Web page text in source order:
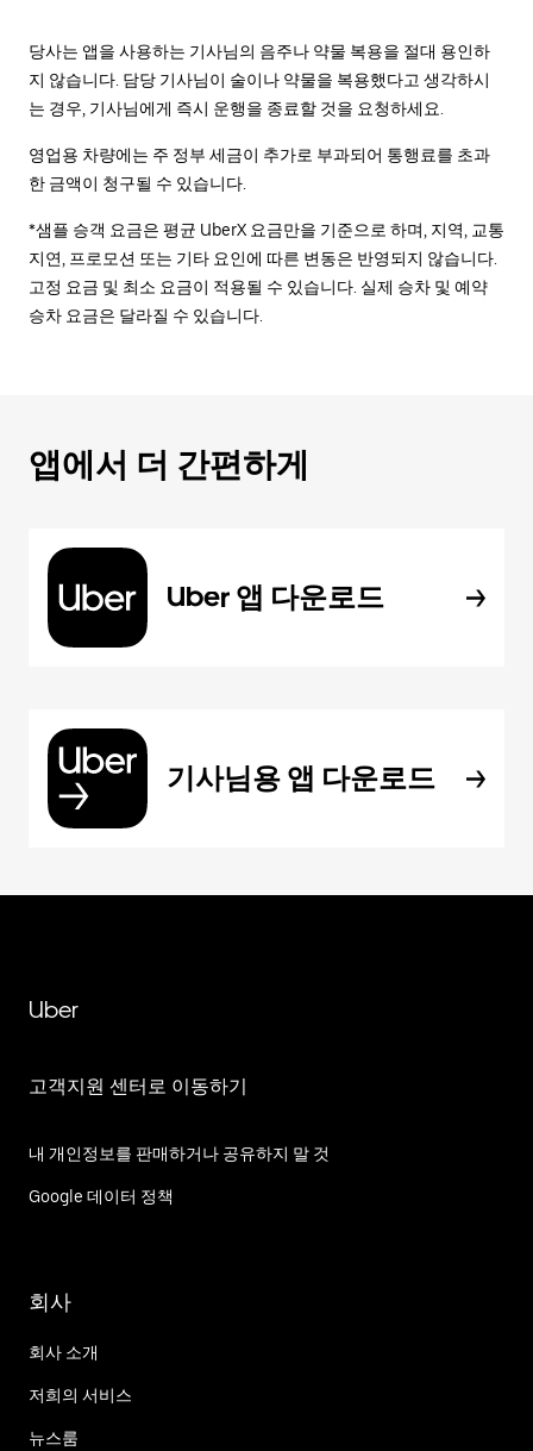
당사는 앱을 사용하는 기사님의 음주나 약물 복용을 절대 용인하
지 않습니다. 담당 기사님이 술이나 약물을 복용했다고 생각하시
는 경우, 기사님에게 즉시 운행을 종료할 것을 요청하세요.
영업용 차량에는 주 정부 세금이 추가로 부과되어 통행료를 초과
한 금액이 청구될 수 있습니다.
*샘플 승객 요금은 평균 UberX 요금만을 기준으로 하며, 지역, 교통
지연, 프로모션 또는 기타 요인에 따른 변동은 반영되지 않습니다.
고정 요금 및 최소 요금이 적용될 수 있습니다. 실제 승차 및 예약
승차 요금은 달라질 수 있습니다.
앱에서 더 간편하게
Uber 앱 다운로드
기사님용 앱 다운로드
Uber
고객지원 센터로 이동하기
내 개인정보를 판매하거나 공유하지 말 것
Google 데이터 정책
회사
회사 소개
저희의 서비스
뉴스룸